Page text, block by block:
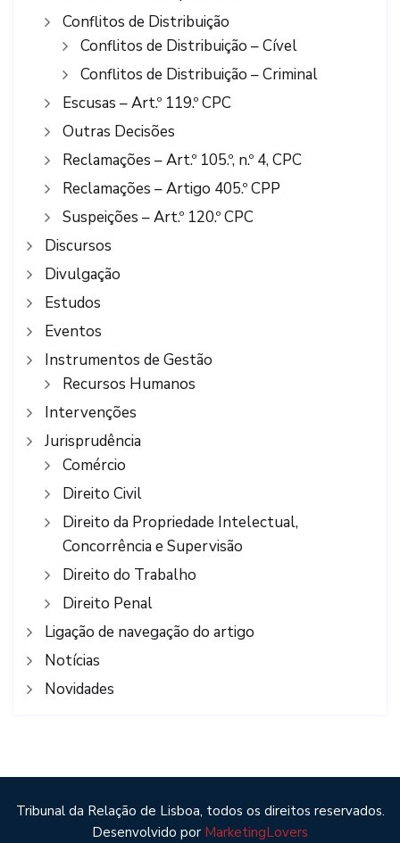
Conflitos de Distribuição
Conflitos de Distribuição – Cível
Conflitos de Distribuição – Criminal
Escusas – Art.º 119.º CPC
Outras Decisões
Reclamações – Art.º 105.º, n.º 4, CPC
Reclamações – Artigo 405.º CPP
Suspeições – Art.º 120.º CPC
Discursos
Divulgação
Estudos
Eventos
Instrumentos de Gestão
Recursos Humanos
Intervenções
Jurisprudência
Comércio
Direito Civil
Direito da Propriedade Intelectual,
Concorrência e Supervisão
Direito do Trabalho
Direito Penal
Ligação de navegação do artigo
Notícias
Novidades
Tribunal da Relação de Lisboa, todos os direitos reservados.
Desenvolvido por MarketingLovers